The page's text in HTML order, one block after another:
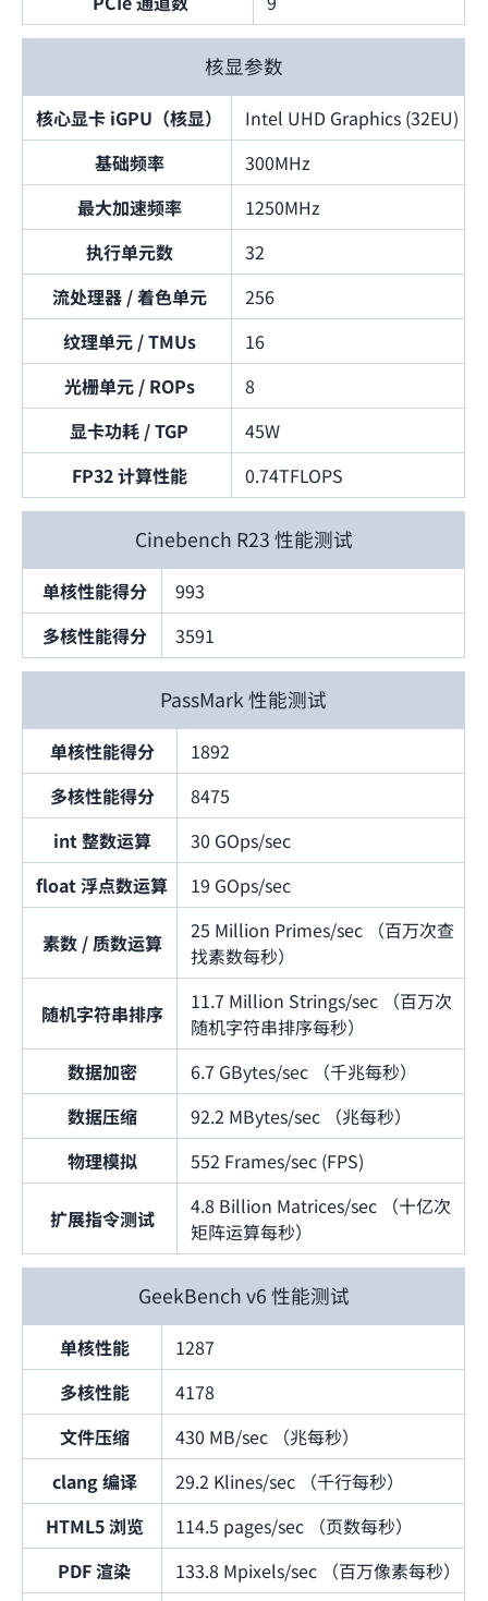
核显参数
核心显卡 iGPU（核显）
Intel UHD Graphics (32EU)
基础频率
300MHz
最大加速频率
1250MHz
执行单元数
32
流处理器 / 着色单元
256
纹理单元 / TMUs
16
光栅单元 / ROPs
8
显卡功耗 / TGP
45W
FP32 计算性能
0.74TFLOPS
Cinebench R23 性能测试
单核性能得分
993
多核性能得分
3591
PassMark 性能测试
单核性能得分
1892
多核性能得分
8475
int 整数运算
30 GOps/sec
float 浮点数运算
19 GOps/sec
素数 / 质数运算
25 Million Primes/sec （百万次查
找素数每秒）
随机字符串排序
11.7 Million Strings/sec （百万次
随机字符串排序每秒）
数据加密
6.7 GBytes/sec （千兆每秒）
数据压缩
92.2 MBytes/sec （兆每秒）
物理模拟
552 Frames/sec (FPS)
扩展指令测试
4.8 Billion Matrices/sec （十亿次
矩阵运算每秒）
GeekBench v6 性能测试
单核性能
1287
多核性能
4178
文件压缩
430 MB/sec （兆每秒）
clang 编译
29.2 Klines/sec （千行每秒）
HTML5 浏览
114.5 pages/sec （页数每秒）
PDF 渲染
133.8 Mpixels/sec （百万像素每秒）